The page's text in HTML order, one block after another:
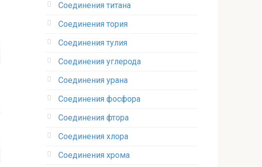
Соединения титана
Соединения тория‎
Соединения тулия‎
Соединения углерода‎
Соединения урана‎
Соединения фосфора‎
Соединения фтора‎
Соединения хлора‎
Соединения хрома‎